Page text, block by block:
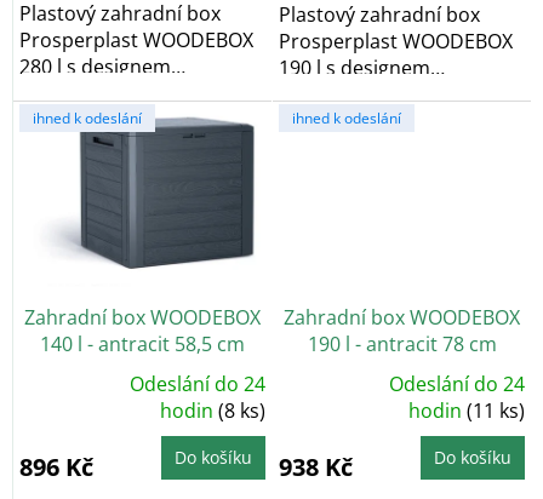
Plastový zahradní box
Prosperplast WOODEBOX
280 l s designem
odstínu...
Plastový zahradní box
Prosperplast WOODEBOX
190 l s designem
dřevěných prken v
odstínu...
ihned k odeslání
Zahradní box WOODEBOX
140 l - antracit 58,5 cm
5,0
z
5
Odeslání do 24
hodin(8 ks)
896 Kč Do košíku
ihned k odeslání
Zahradní box WOODEBOX
190 l - antracit 78 cm
4,9
z
5
Odeslání do 24
hodin(11 ks)
938 Kč Do košíku